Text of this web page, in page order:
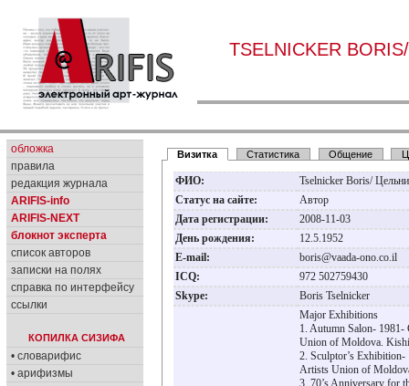
TSELNICKER
обложка
правила
редакция журнала
ARIFIS-info
ARIFIS-NEXT
блокнот эксперта
список авторов
записки на полях
справка по интерфейсу
ссылки
КОПИЛКА СИЗИФА
• словарифис
• арифизмы
Визитка Статистика Общение
ФИО:
Tselnicker Boris/
Статус на сайте:
Автор
Дата регистрации:
2008-11-03
День рождения:
12.5.1952
E-mail:
boris@vaada-ono.co.il
ICQ:
972 502759430
Skype:
Boris Tselnicker
Major Exhibitions
1. Autumn Salon-
Union of Moldova.
2. Sculptor’s
Artists Union of
3. 70’s Anniversary for